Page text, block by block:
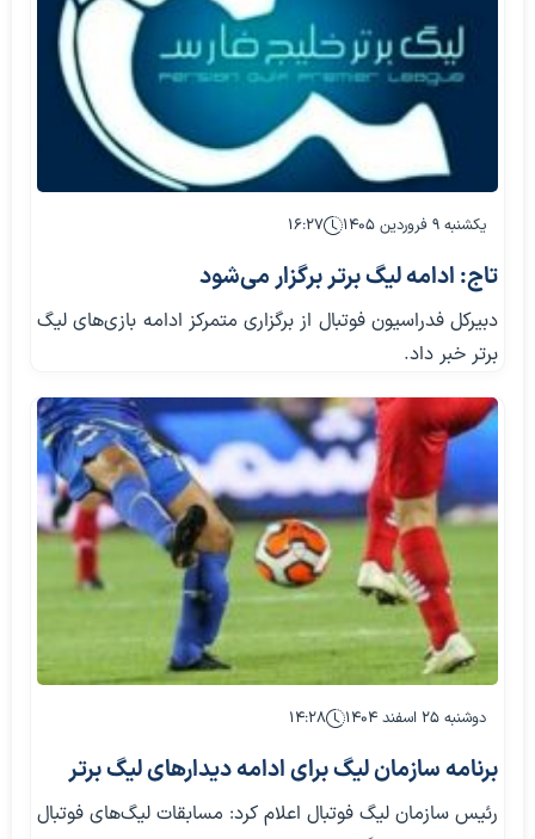
یکشنبه ۹ فروردین ۱۴۰۵ ۱۶:۲۷
تاج: ادامه لیگ برتر برگزار می‌شود
دبیرکل فدراسیون فوتبال از برگزاری متمرکز ادامه بازی‌های لیگ
برتر خبر داد.
دوشنبه ۲۵ اسفند ۱۴۰۴ ۱۴:۲۸
برنامه سازمان لیگ برای ادامه دیدارهای لیگ برتر
رئیس سازمان لیگ فوتبال اعلام کرد: مسابقات لیگ‌های فوتبال